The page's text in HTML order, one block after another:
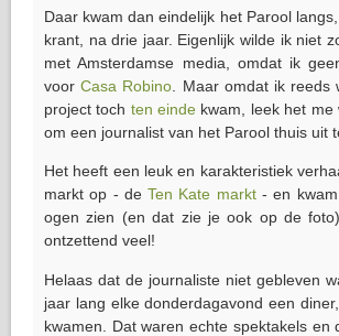
Daar kwam dan eindelijk het Parool langs,
krant, na drie jaar. Eigenlijk wilde ik niet
met Amsterdamse media, omdat ik
voorCasa Robino . Maar omdat ik
project toch ten einde kwam, leek het me
om een journalist van het Parool thuis uit
Het heeft een leuk en karakteristiek
markt op - deTen Kate markt- en kwam
ogen zien (en dat zie je ook op de
ontzettend veel!
Helaas dat de journaliste niet gebleven
jaar lang elke donderdagavond een
kwamen. Dat waren echte spektakels